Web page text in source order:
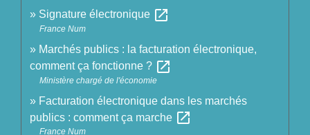
Signature électronique open_in_new
France Num
Marchés publics : la facturation électronique,
comment ça fonctionne ? open_in_new
Ministère chargé de l'économie
Facturation électronique dans les marchés
publics : comment ça marche open_in_new
France Num